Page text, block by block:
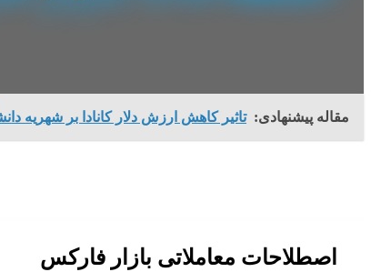
مقاله پیشنهادی: تاثیر کاهش ارزش دلار کانادا بر شهریه
اصطلاحات معاملاتی بازار فارکس